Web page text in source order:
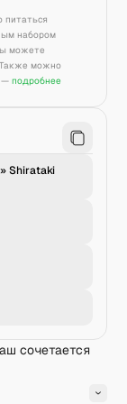
набором
можете
Также можно
— подробнее
сочетается
Shirataki